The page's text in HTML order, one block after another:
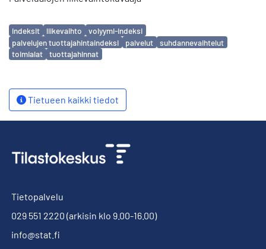
Avainsanat
indeksit liikevaihto
volyymi-indeksi
palvelujen tuottajahintaindeksi
palvelut
suhdannevaihtelut
toimialat
tuottajahinnat
Tietueen kaikki tiedot
Tietopalvelu
029 551 2220 (arkisin klo 9.00-16.00)
info@stat.fi